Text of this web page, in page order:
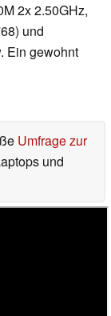
2x 2.50GHz,
und
Ein gewohnt
Umfrage zur
und